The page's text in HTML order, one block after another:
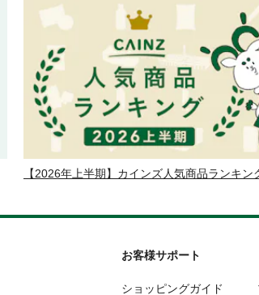
【2026年上半期】カインズ人気商品ランキン
お客様サポート
ショッピングガイド